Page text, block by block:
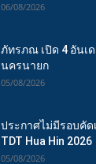
06/08/2026
ภัทรภณ เปิด 4 อันเ
นครนายก
05/08/2026
ประกาศไม่มีรอบคัด
TDT Hua Hin 2026
05/08/2026